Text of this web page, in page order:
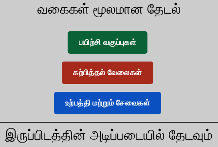
வகைகள் மூலமான தேடல்
பயிற்சி வகுப்புகள்
கற்பித்தல் வேலைகள்
உற்பத்தி மற்றும் சேவைகள்
இருப்பிடத்தின் அடிப்படையில் தேடவும்